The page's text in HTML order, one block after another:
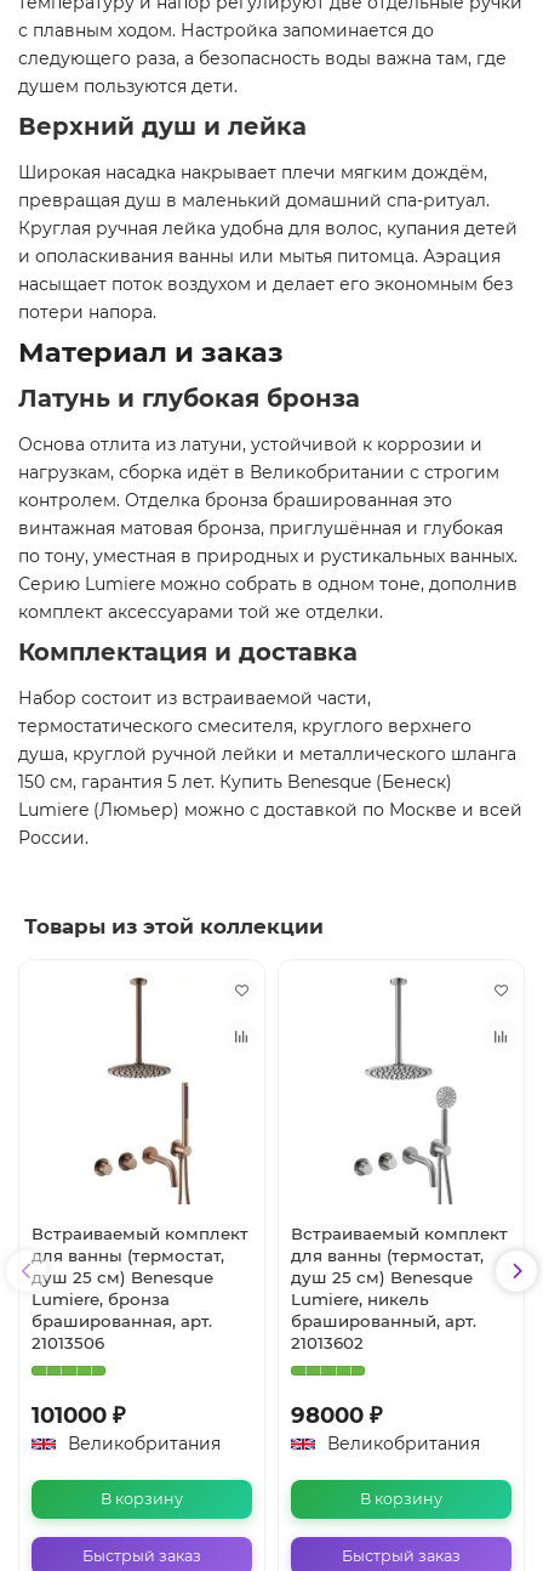
с плавным ходом. Настройка запоминается до
следующего раза, а безопасность воды важна там, где
душем пользуются дети.
Верхний душ и лейка
Широкая насадка накрывает плечи мягким дождём,
превращая душ в маленький домашний спа-ритуал.
Круглая ручная лейка удобна для волос, купания детей
и ополаскивания ванны или мытья питомца. Аэрация
насыщает поток воздухом и делает его экономным без
потери напора.
Материал и заказ
Латунь и глубокая бронза
Основа отлита из латуни, устойчивой к коррозии и
нагрузкам, сборка идёт в Великобритании с строгим
контролем. Отделка бронза брашированная это
винтажная матовая бронза, приглушённая и глубокая
по тону, уместная в природных и рустикальных ванных.
Серию Lumiere можно собрать в одном тоне, дополнив
комплект аксессуарами той же отделки.
Комплектация и доставка
Набор состоит из встраиваемой части,
термостатического смесителя, круглого верхнего
душа, круглой ручной лейки и металлического шланга
150 см, гарантия 5 лет. Купить Benesque (Бенеск)
Lumiere (Люмьер) можно с доставкой по Москве и всей
России.
Товары из этой коллекции
Встраиваемый комплект
для ванны (термостат,
душ 25 см) Benesque
Lumiere, бронза
брашированная, арт.
21013506
101000 ₽
Великобритания
В корзину
Быстрый заказ
Встраиваемый комплект
для ванны (термостат,
душ 25 см) Benesque
Lumiere, никель
брашированный, арт.
21013602
98000 ₽
Великобритания
В корзину
Быстрый заказ